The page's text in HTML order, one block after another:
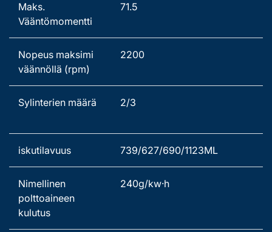
Maks.
Vääntömomentti
71.5
Nopeus maksimi
väännöllä (rpm)
2200
Sylinterien määrä 2/3
iskutilavuus 739/627/690/1123ML
Nimellinen
polttoaineen
kulutus
240g/kw·h